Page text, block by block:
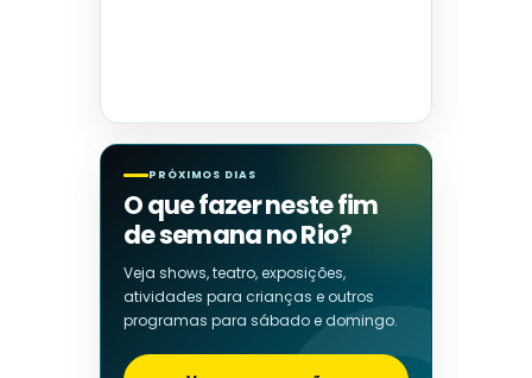
PRÓXIMOS DIAS
O que fazer neste fim
de semana no Rio?
Veja shows, teatro, exposições,
atividades para crianças e outros
programas para sábado e domingo.